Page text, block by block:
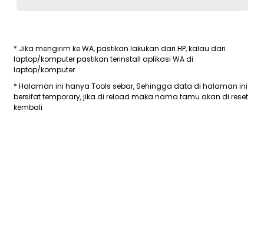
* Jika mengirim ke WA, pastikan lakukan dari HP, kalau dari
laptop/komputer pastikan terinstall aplikasi WA di
laptop/komputer
* Halaman ini hanya Tools sebar, Sehingga data di halaman ini
bersifat temporary, jika di reload maka nama tamu akan di reset
kembali